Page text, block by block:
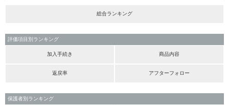
総合ランキング
評価項目別ランキング
加入手続き 商品内容
返戻率 アフターフォロー
保護者別ランキング